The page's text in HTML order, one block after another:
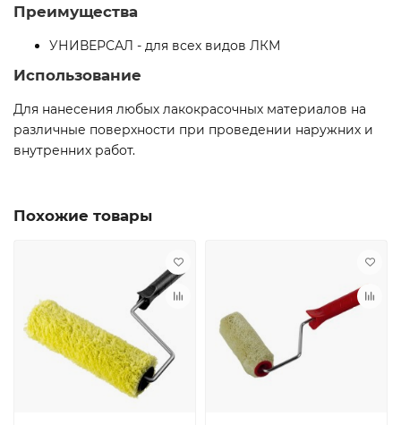
Преимущества
УНИВЕРСАЛ - для всех видов ЛКМ
Использование
Для нанесения любых лакокрасочных материалов на
различные поверхности при проведении наружних и
внутренних работ.
Похожие товары